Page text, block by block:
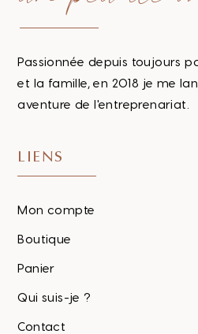
Passionnée depuis toujours
et la famille, en 2018 je me
aventure de l'entreprenariat.
LIENS
Mon compte
Boutique
Panier
Qui suis-je ?
Contact